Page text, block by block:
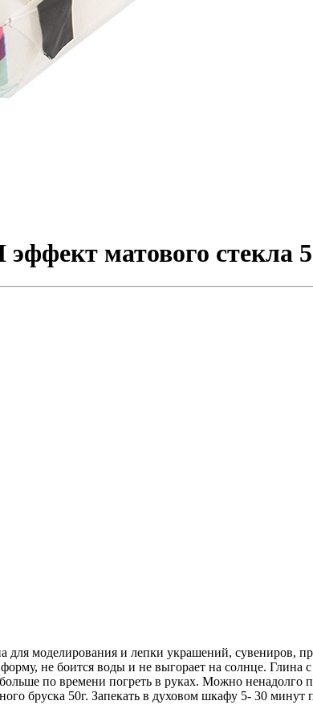
матового стекла
моделирования и лепки украшений, сувениров,
не боится воды и не выгорает на солнце. Глина
по времени погреть в руках. Можно
бруска 50г. Запекать в духовом шкафу 5- 30